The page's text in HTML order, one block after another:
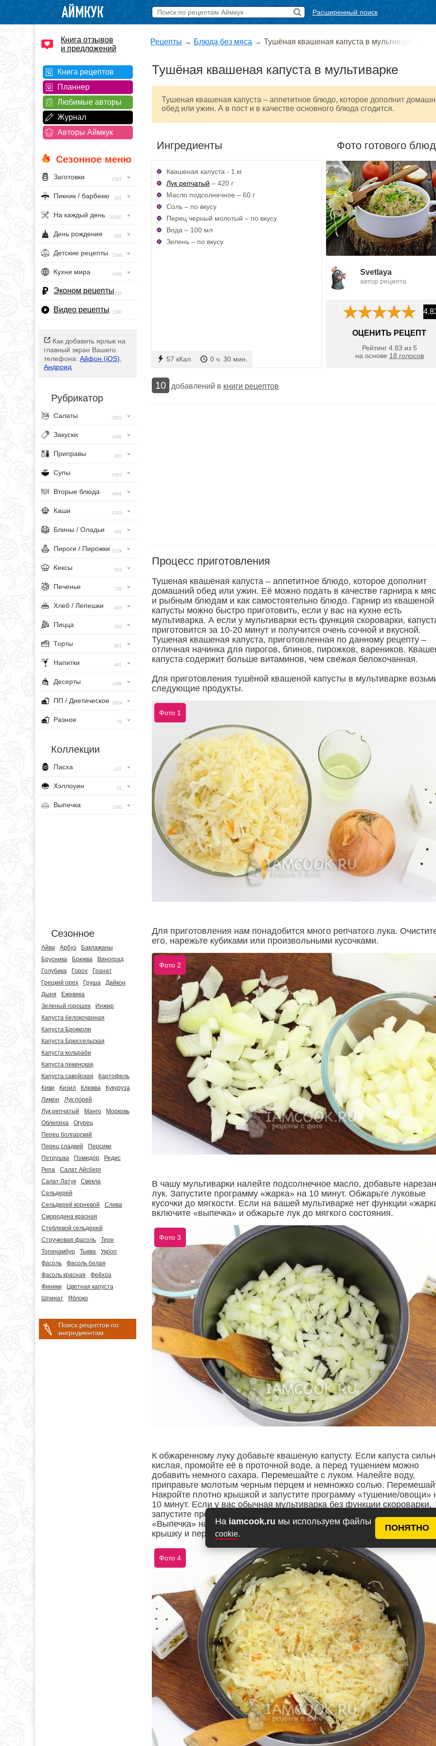
На iamcook.ru мы используем файлы
cookie.
ПОНЯТНО
Расширенный поиск
Книга отзывов
и предложений
Книга рецептов
Планнер
Любимые авторы
Журнал
Авторы Аймкук
Сезонное меню
Заготовки 1347
Пикник / барбекю 293
На каждый день 20160
День рождения 385
Детские рецепты 1548
Кухни мира 1968
Эконом рецепты393
Видео рецепты 1396
Как добавить ярлык на
главный экран Вашего
телефона: Айфон (iOS)
Андроид
Рубрикатор
Салаты 2955
Закуски 1456
Приправы 320
Супы 1083
Вторые блюда 4682
Каши 1543
Блины / Оладьи 965
Пироги / Пирожки 2134
Кексы 563
Печенье 728
Хлеб / Лепешки 433
Пицца 260
Торты 801
Напитки 491
Десерты 1256
ПП / Диетическое 3929
Разное 76
Коллекции
Пасха 237
Хэллоуин 31
Выпечка 1296
Сезонное
Айва Арбуз
Баклажаны
Брусника
Брюква
Виноград
Голубика
Горох
Гранат
Грецкий орех
Груша
Дайкон
Дыня
Ежевика
Зеленый горошек
Инжир
Капуста белокочанная
Капуста Брокколи
Капуста Брюссельская
Капуста кольраби
Капуста пекинская
Капуста савойская
Картофель
Киви
Кизил Клюква
Кукуруза
Лимон
Лук порей
Лук репчатый
Манго
Морковь
Облепиха
Огурец
Перец болгарский
Перец сладкий
Персики
Петрушка
Помидор
Редис
Репа
Салат Айсберг
Салат Латук
Свекла
Сельдерей
Сельдерей корневой
Слива
Смородина красная
Стеблевой сельдерей
Стручковая фасоль
Терн
Топинамбур
Тыква
Укроп
Фасоль
Фасоль белая
Фасоль красная
Фейхоа
Финики
Цветная капуста
Шпинат
Яблоко
Поиск рецептов по
ингредиентам
Рецепты → Блюда без мяса → Тушёная квашеная капуста в мультиварке
Тушёная квашеная капуста в мультиварке
Тушеная квашеная капуста – аппетитное блюдо, которое дополнит
обед или ужин. А в пост и в качестве основного блюда сгодится.
Ингредиенты
Квашеная капуста - 1 кг
Лук репчатый – 420 г
Масло подсолнечное – 60 г
Соль – по вкусу
Перец черный молотый – по вкусу
Вода – 100 мл
Зелень – по вкусу
57 кКал 0 ч. 30 мин.
Фото готового
Svetlaya
автор рецепта
ОЦЕНИТЬ РЕЦЕПТ
Рейтинг 4.83 из 5
на основе 18 голосов
10 добавлений в книги рецептов
Процесс приготовления
Тушеная квашеная капуста – аппетитное блюдо, которое дополнит
домашний обед или ужин. Её можно подать в качестве гарнира к
и рыбным блюдам и как самостоятельно блюдо. Гарнир из квашеной
капусты можно быстро приготовить, если у вас на кухне есть
мультиварка. А если у мультиварки есть функция скороварки,
приготовится за 10-20 минут и получится очень сочной и вкусной.
Тушеная квашеная капуста, приготовленная по данному рецепту –
отличная начинка для пирогов, блинов, пирожков, вареников.
капуста содержит больше витаминов, чем свежая белокочанная.
Для приготовления тушёной квашеной капусты в мультиварке
следующие продукты.
Фото 1
Для приготовления нам понадобится много репчатого лука.
его, нарежьте кубиками или произвольными кусочками.
Фото 2
В чашу мультиварки налейте подсолнечное масло, добавьте
лук. Запустите программу «жарка» на 10 минут. Обжарьте луковые
кусочки до мягкости. Если на вашей мультиварке нет функции
включите «выпечка» и обжарьте лук до мягкого состояния.
Фото 3
К обжаренному луку добавьте квашеную капусту. Если капуста
кислая, промойте её в проточной воде, а перед тушением можно
добавить немного сахара. Перемешайте с луком. Налейте воду,
приправьте молотым черным перцем и немножко солью.
Накройте плотно крышкой и запустите программу «тушение/овощи»
10 минут. Если у вас обычная мультиварка без функции скороварки,
запустите программу «тушение» на 1 час. Можно запустить
«Выпечка» на 40 минут, только время от времени нужно открывать
крышку и перемешивать.
Фото 4